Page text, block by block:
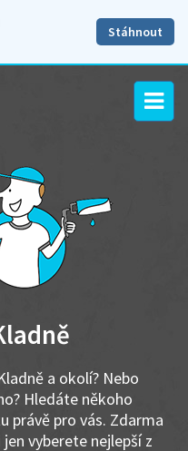
Stáhnout
a okolí? Nebo
Hledáte někoho
právě pro vás. Zdarma
vyberete nejlepší z